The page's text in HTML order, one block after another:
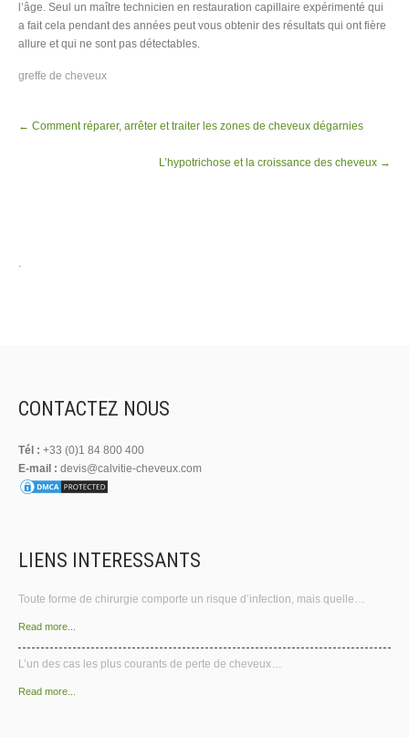
l’âge. Seul un maître technicien en restauration capillaire expérimenté qui
a fait cela pendant des années peut vous obtenir des résultats qui ont fière
allure et qui ne sont pas détectables.
greffe de cheveux
navigation
← Comment réparer, arrêter et traiter les zones de cheveux dégarnies
L’hypotrichose et la croissance des cheveux →
.
CONTACTEZ NOUS
Tél : +33 (0)1 84 800 400
E-mail : devis@calvitie-cheveux.com
LIENS INTERESSANTS
Toute forme de chirurgie comporte un risque d’infection, mais quelle…
Read more...
L’un des cas les plus courants de perte de cheveux…
Read more...